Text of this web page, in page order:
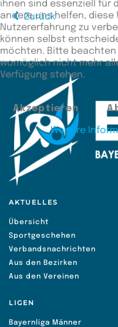
Zurück
AKTUELLES
Übersicht
Sportgeschehen
Verbandsnachrichten
Aus den Bezirken
Aus den Vereinen
LIGEN
Bayernliga Männer
ihnen sind essenziell für
andere uns helfen, diese
Nutzererfahrung zu
können selbst
möchten. Bitte beachten
womöglich nicht mehr
Verfügung stehen.
Akzeptieren
Weitere